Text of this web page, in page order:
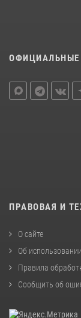
ОФИЦИАЛЬНЫЕ
ПРАВОВАЯ И
О сайте
Об
Правила
Сообщить об